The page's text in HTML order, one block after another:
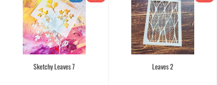
Sketchy Leaves 7 Leaves 2